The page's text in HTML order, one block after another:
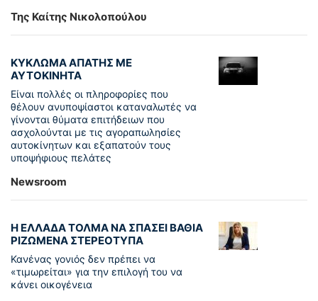
Της Καίτης Νικολοπούλου
ΚΥΚΛΩΜΑ ΑΠΑΤΗΣ ΜΕ
ΑΥΤΟΚΙΝΗΤΑ
Είναι πολλές οι πληροφορίες που
θέλουν ανυποψίαστοι καταναλωτές να
γίνονται θύματα επιτήδειων που
ασχολούνται με τις αγοραπωλησίες
αυτοκίνητων και εξαπατούν τους
υποψήφιους πελάτες
Newsroom
Η ΕΛΛΑΔΑ ΤΟΛΜΑ ΝΑ ΣΠΑΣΕΙ ΒΑΘΙΑ
ΡΙΖΩΜΕΝΑ ΣΤΕΡΕΟΤΥΠΑ
Κανένας γονιός δεν πρέπει να
«τιμωρείται» για την επιλογή του να
κάνει οικογένεια